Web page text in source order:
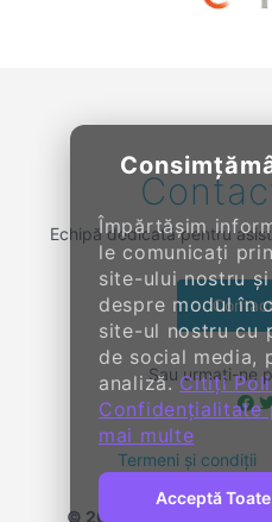
Împărtășim
le comunicați
site-ului nostru
despre modul în
site-ul nostru cu
de social media,
analiză.Citiți
Confidențialitate
mai multe
Acceptă
Echipă dedicată pentru
Sau urmați-ne
Termeni și condiții
© 2014- 2026, KENDALL